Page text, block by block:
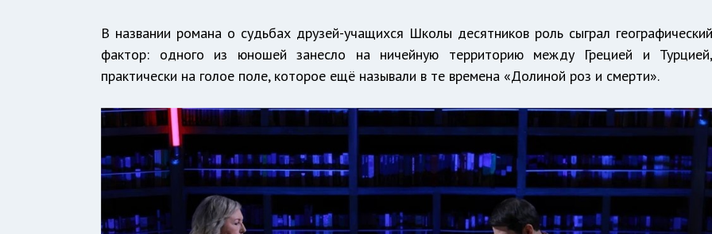
В названии романа о судьбах друзей-учащихся Школы десятников роль сыграл
фактор: одного из юношей занесло на ничейную территорию между Грецией и
практически на голое поле, которое ещё называли в те времена «Долиной роз и смерти».